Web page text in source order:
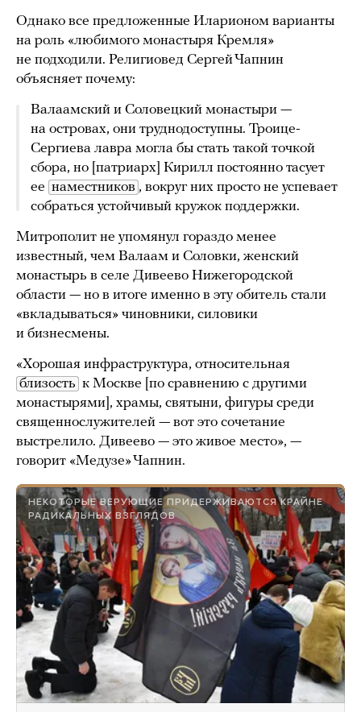
Однако все предложенные Иларионом варианты
на роль «любимого монастыря Кремля»
не подходили. Религиовед Сергей Чапнин
объясняет почему:
Валаамский и Соловецкий монастыри —
на островах, они труднодоступны. Троице-
Сергиева лавра могла бы стать такой точкой
сбора, но [патриарх] Кирилл постоянно тасует
ее наместников , вокруг них просто не успевает
собраться устойчивый кружок поддержки.
Митрополит не упомянул гораздо менее
известный, чем Валаам и Соловки, женский
монастырь в селе Дивеево Нижегородской
области — но в итоге именно в эту обитель стали
«вкладываться» чиновники, силовики
и бизнесмены.
«Хорошая инфраструктура, относительная
близость к Москве [по сравнению с другими
монастырями], храмы, святыни, фигуры среди
священнослужителей — вот это сочетание
выстрелило. Дивеево — это живое место», —
говорит «Медузе» Чапнин.
НЕКОТОРЫЕ ВЕРУЮЩИЕ ПРИДЕРЖИВАЮТСЯ КРАЙНЕ
РАДИКАЛЬНЫХ ВЗГЛЯДОВ